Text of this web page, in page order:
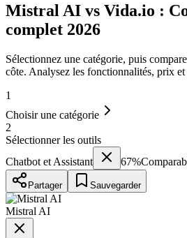
Mistral AI vs Vida.io :
complet 2026
Sélectionnez une catégorie, puis
côte. Analysez les fonctionnalités, prix et
1
Choisir une catégorie
2
Sélectionner les outils
Chatbot et Assistant
67%
Partager Sauvegarder
Mistral AI